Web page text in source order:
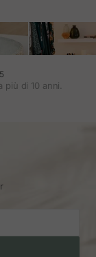
di 10 anni.